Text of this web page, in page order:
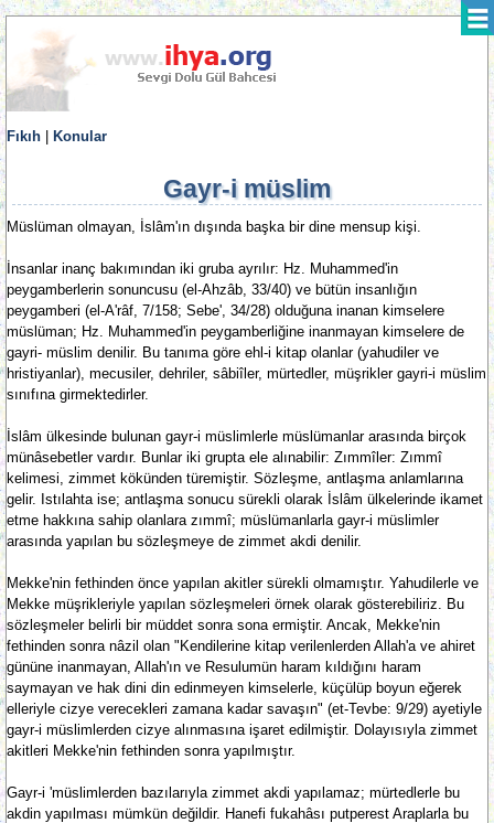
Fıkıh Konular
Gayr-i müslim
Müslüman olmayan, İslâm'ın dışında başka bir dine mensup kişi.
İnsanlar inanç bakımından iki gruba ayrılır: Hz. Muhammed'in
peygamberlerin sonuncusu (el-Ahzâb, 33/40) ve bütün insanlığın
peygamberi (el-A'râf, 7/158; Sebe', 34/28) olduğuna inanan kimselere
müslüman; Hz. Muhammed'in peygamberliğine inanmayan kimselere de
gayri- müslim denilir. Bu tanıma göre ehl-i kitap olanlar (yahudiler ve
hristiyanlar), mecusiler, dehriler, sâbiîler, mürtedler, müşrikler gayri-i müslim
sınıfına girmektedirler.
İslâm ülkesinde bulunan gayr-i müslimlerle müslümanlar arasında birçok
münâsebetler vardır. Bunlar iki grupta ele alınabilir: Zımmîler: Zımmî
kelimesi, zimmet kökünden türemiştir. Sözleşme, antlaşma anlamlarına
gelir. Istılahta ise; antlaşma sonucu sürekli olarak İslâm ülkelerinde ikamet
etme hakkına sahip olanlara zımmî; müslümanlarla gayr-i müslimler
arasında yapılan bu sözleşmeye de zimmet akdi denilir.
Mekke'nin fethinden önce yapılan akitler sürekli olmamıştır. Yahudilerle ve
Mekke müşrikleriyle yapılan sözleşmeleri örnek olarak gösterebiliriz. Bu
sözleşmeler belirli bir müddet sonra sona ermiştir. Ancak, Mekke'nin
fethinden sonra nâzil olan "Kendilerine kitap verilenlerden Allah'a ve ahiret
gününe inanmayan, Allah'ın ve Resulumün haram kıldığını haram
saymayan ve hak dini din edinmeyen kimselerle, küçülüp boyun eğerek
elleriyle cizye verecekleri zamana kadar savaşın" (et-Tevbe: 9/29) ayetiyle
gayr-i müslimlerden cizye alınmasına işaret edilmiştir. Dolayısıyla zimmet
akitleri Mekke'nin fethinden sonra yapılmıştır.
Gayr-i 'müslimlerden bazılarıyla zimmet akdi yapılamaz; mürtedlerle bu
akdin yapılması mümkün değildir. Hanefi fukahâsı putperest Araplarla bu